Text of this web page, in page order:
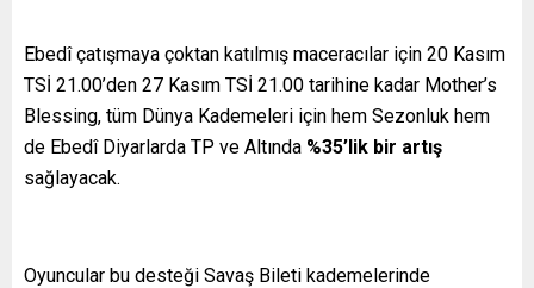
Ebedî çatışmaya çoktan katılmış maceracılar için 20 Kasım
TSİ 21.00’den 27 Kasım TSİ 21.00 tarihine kadar Mother’s
Blessing, tüm Dünya Kademeleri için hem Sezonluk hem
de Ebedî Diyarlarda TP ve Altında %35’lik bir artış
sağlayacak.
Oyuncular bu desteği Savaş Bileti kademelerinde